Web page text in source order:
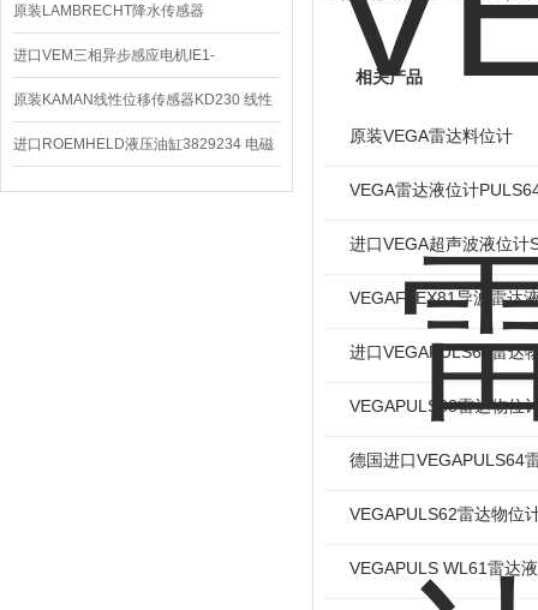
泵价格
原装LAMBRECHT降水传感器
00.14575.20气象仪
进口VEM三相异步感应电机IE1-
K21R80G4马达
原装KAMAN线性位移传感器KD230 线性
编码器
进口ROEMHELD液压油缸3829234 电磁
阀定位器
相关产品
原装VEGA雷达料位计
VEGA雷达液位计
进口VEGA超声波液位计
VEGAFLEX81导波雷达
进口VEGAPULS69雷达
VEGAPULS68雷达物位
德国进口VEGAPULS64
VEGAPULS62雷达物位
VEGAPULS WL61雷达